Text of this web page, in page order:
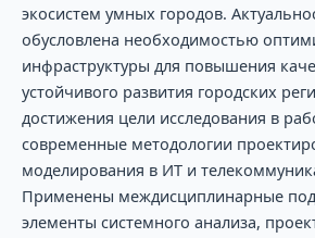
экосистем умных городов.
обусловлена необходимостью
инфраструктуры для повышения
устойчивого развития городских
достижения цели исследования в
современные методологии
моделирования в ИТ и
Применены междисциплинарные
элементы системного анализа,